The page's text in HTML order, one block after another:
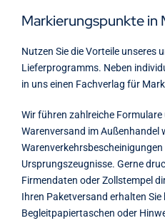
Markierungspunkte in
Nutzen Sie die Vorteile unseres
Lieferprogramms. Neben
in uns einen Fachverlag für
Wir führen zahlreiche
Warenversand im Außenhandel
Warenverkehrsbescheinigungen
Ursprungszeugnisse. Gerne
Firmendaten oder Zollstempel
Ihren Paketversand erhalten
Begleitpapiertaschen oder